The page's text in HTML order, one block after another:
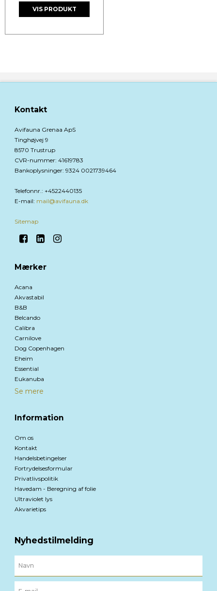
VIS PRODUKT
Kontakt
Avifauna Grenaa ApS
Tinghøjvej 9
8570 Trustrup
CVR-nummer: 41619783
Bankoplysninger: 9324 0021739464
Telefonnr.: +4522440135
E-mail: mail@avifauna.dk
Sitemap
Mærker
Acana
Akvastabil
B&B
Belcando
Calibra
Carnilove
Dog Copenhagen
Eheim
Essential
Eukanuba
Se mere
Information
Om os
Kontakt
Handelsbetingelser
Fortrydelsesformular
Privatlivspolitik
Havedam - Beregning af folie
Ultraviolet lys
Akvarietips
Nyhedstilmelding